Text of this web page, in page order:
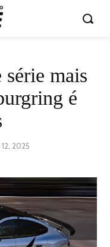
mais
é
12, 2025